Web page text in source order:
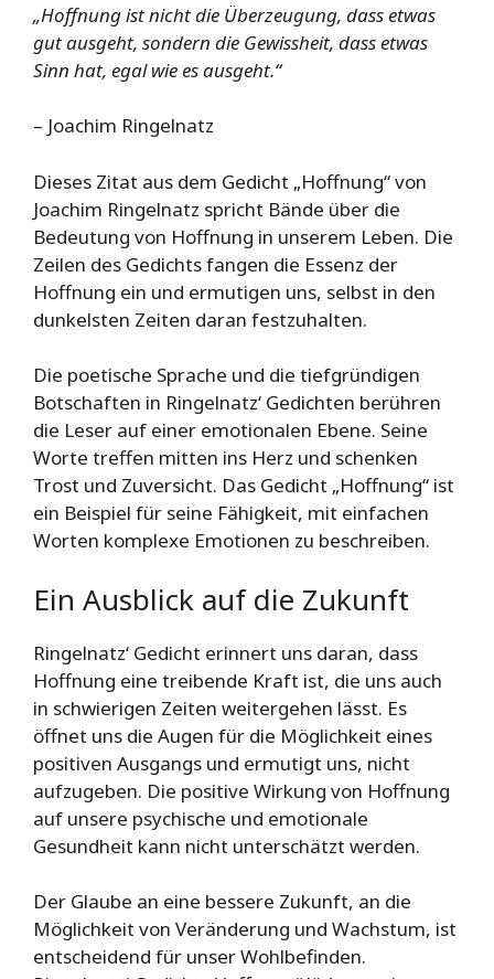
„Hoffnung ist nicht die Überzeugung, dass etwas
gut ausgeht, sondern die Gewissheit, dass etwas
Sinn hat, egal wie es ausgeht.“
– Joachim Ringelnatz
Dieses Zitat aus dem Gedicht „Hoffnung“ von
Joachim Ringelnatz spricht Bände über die
Bedeutung von Hoffnung in unserem Leben. Die
Zeilen des Gedichts fangen die Essenz der
Hoffnung ein und ermutigen uns, selbst in den
dunkelsten Zeiten daran festzuhalten.
Die poetische Sprache und die tiefgründigen
Botschaften in Ringelnatz‘ Gedichten berühren
die Leser auf einer emotionalen Ebene. Seine
Worte treffen mitten ins Herz und schenken
Trost und Zuversicht. Das Gedicht „Hoffnung“ ist
ein Beispiel für seine Fähigkeit, mit einfachen
Worten komplexe Emotionen zu beschreiben.
Ein Ausblick auf die Zukunft
Ringelnatz‘ Gedicht erinnert uns daran, dass
Hoffnung eine treibende Kraft ist, die uns auch
in schwierigen Zeiten weitergehen lässt. Es
öffnet uns die Augen für die Möglichkeit eines
positiven Ausgangs und ermutigt uns, nicht
aufzugeben. Die positive Wirkung von Hoffnung
auf unsere psychische und emotionale
Gesundheit kann nicht unterschätzt werden.
Der Glaube an eine bessere Zukunft, an die
Möglichkeit von Veränderung und Wachstum, ist
entscheidend für unser Wohlbefinden.